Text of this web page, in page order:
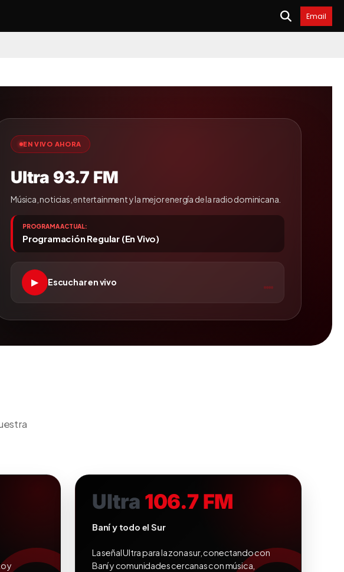
Email
EN VIVO AHORA
Ultra 93.7 FM
Música, noticias, entertainment y la mejor energía de la radio dominicana.
PROGRAMA ACTUAL:
Programación Regular (En Vivo)
▶ Escuchar en vivo
y
Ultra 106.7 FM
Baní y todo el Sur
La señal Ultra para la zona sur, conectando con
Baní y comunidades cercanas con música,